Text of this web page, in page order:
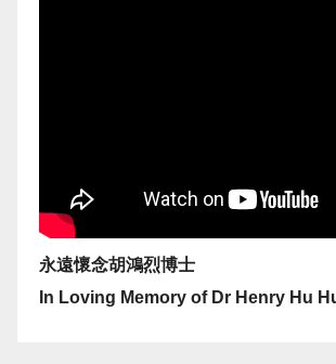
永遠懷念胡鴻烈博士
In Loving Memory of Dr Henry Hu